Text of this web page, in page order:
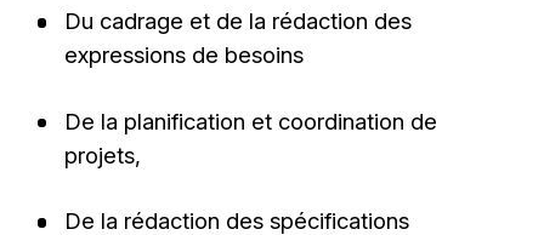
Du cadrage et de la rédaction des
expressions de besoins
De la planification et coordination de
projets,
De la rédaction des spécifications